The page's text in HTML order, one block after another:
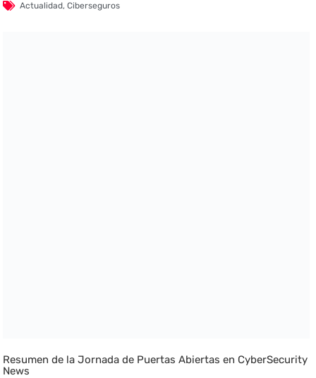
Actualidad,Ciberseguros
Resumen de la Jornada de Puertas Abiertas en CyberSecurity
News